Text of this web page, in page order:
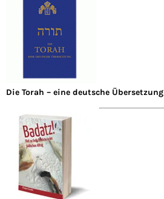
Die Torah – eine deutsche Übersetzung